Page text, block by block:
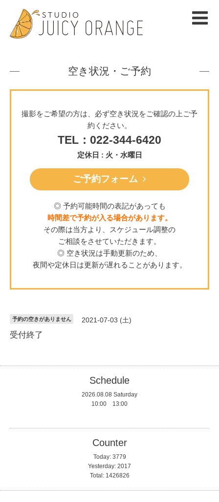
空き状況・ご予約
撮影をご希望の方は、必ず空き状況をご確認の上ご予
約ください。
TEL：022-344-6420
定休日 : 火・水曜日
ご予約フォーム
◎ 予約可能時間の表記があっても
時間差で予約が入る場合があります。
その際は当方より、スケジュール調整の
ご相談をさせていただきます。
◎ 空き状況は手動更新のため、
夜間や定休日は更新が遅れることがあります。
予約の空きがありません 2021-07-03 (土)
受付終了
Schedule
2026.08.08 Saturday
10:00 13:00
Counter
Today: 3779
Yesterday: 2017
Total: 1426826